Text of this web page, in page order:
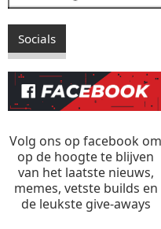
Socials
Volg ons op facebook om
op de hoogte te blijven
van het laatste nieuws,
memes, vetste builds en
de leukste give-aways